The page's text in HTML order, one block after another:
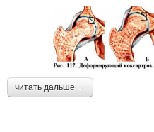
читать дальше →